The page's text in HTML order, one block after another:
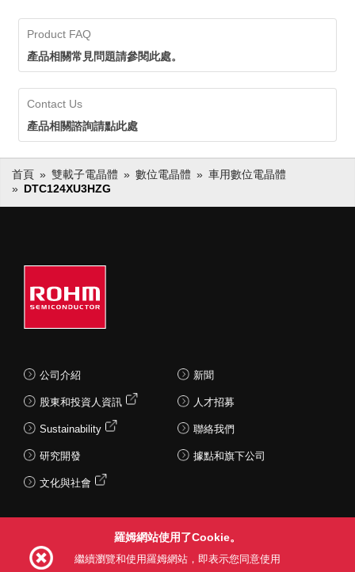
生命週期長的應用中也可以放
心採用。
個，擁有領先業界的供貨實績。
ROHM透過確保穩定的生產和供
應，即使在生命週期長的應用中也
可以放心採用。
Product FAQ
產品相關常見問題請參閱此處。
Contact Us
產品相關諮詢請點此處
首頁 雙載子電晶體 數位電晶體
車用數位電晶體
DTC124XU3HZG
公司介紹
股東和投資人資訊
Sustainability
研究開發
文化與社會
新聞
人才招募
聯絡我們
據點和旗下公司
羅姆網站使用了Cookie。
繼續瀏覽和使用羅姆網站，即表示您同意使用